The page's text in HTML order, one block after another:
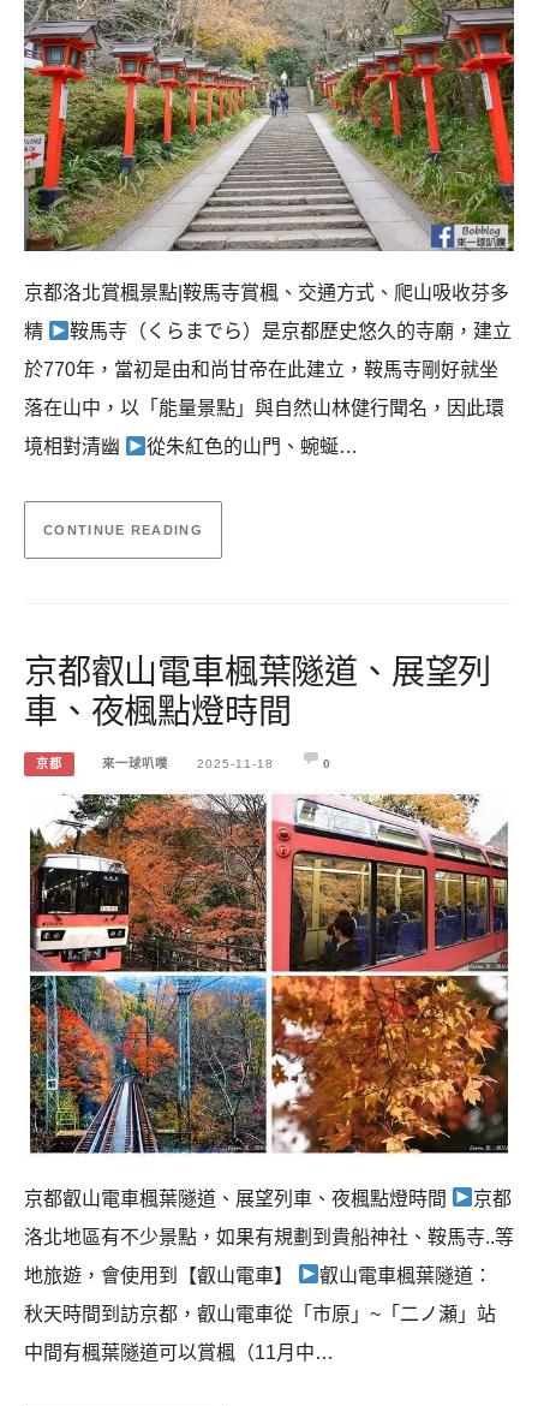
京都洛北賞楓景點|鞍馬寺賞楓、交通方式、爬山吸收芬多
精
鞍馬寺（くらまでら）是京都歷史悠久的寺廟，建立
於770年，當初是由和尚甘帝在此建立，鞍馬寺剛好就坐
落在山中，以「能量景點」與自然山林健行聞名，因此環
境相對清幽
從朱紅色的山門、蜿蜒…
CONTINUE READING
京都叡山電車楓葉隧道、展望列
車、夜楓點燈時間
京都 來一球叭噗 2025-11-18 0
京都叡山電車楓葉隧道、展望列車、夜楓點燈時間
京都
洛北地區有不少景點，如果有規劃到貴船神社、鞍馬寺..等
地旅遊，會使用到【叡山電車】
叡山電車楓葉隧道：
秋天時間到訪京都，叡山電車從「市原」~「二ノ瀬」站
中間有楓葉隧道可以賞楓（11月中…